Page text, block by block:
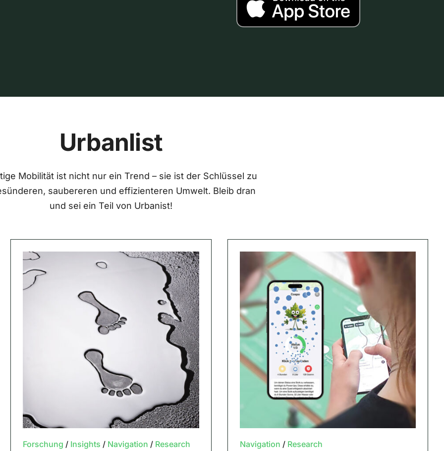
Urbanlist
Mobilität ist nicht nur ein Trend – sie ist der Schlüssel zu
saubereren und effizienteren Umwelt. Bleib dran
und sei ein Teil von Urbanist!
Forschung / Insights / Navigation / Research Navigation / Research